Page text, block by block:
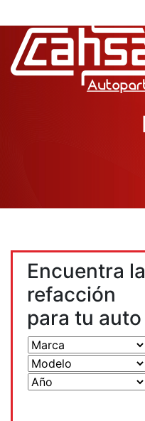
Encuentra la
refacción
para tu auto